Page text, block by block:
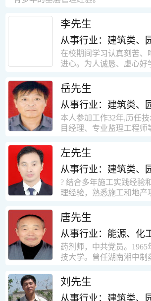
李先生
从事行业：建筑类、
在校期间学习认真刻苦、
进心。为人诚恳、虚心好
思想积极上进，接受能力
有很强的团队精神和集体
真负责，有很强的责任心
实、厚重的学风。为人正
重。有强烈的上进心、事
工作学习认真踏实，能
心强。 性格外向、开
际关系和一定的组织能力
责、积极肯干。我有信心
位上发挥自己的才能!积极
的字典中没有“放弃”，始
快掌握一种新事物的能力
许我不是最好的，但我会
面广泛，头脑灵活，思维
创新精神。
岳先生
从事行业：建筑类、
本人参加工作32年,历任
目经理、专业监理工程师
计，工程经济技术分析，
各种岗位，组织协调能力
适用工地管理． 本人1978
年参加工作，至今已在建
年。从1978年进入本县建
目经理、专业监理工程师
多各种结构的工业及民用
1986年就职于新疆乌鲁木
务公司建筑三工区任技术
项目有：职工居乐部游艺
砖混结构。职工电教楼，
方。1987至1981988年爱
第二建筑公司，任郑州市
左先生
从事行业：建筑类、
? 结合多年施工实践经验
理经验，熟悉施工和地产
意识，丰富的经营理念和
立处理各种工程技术问题
通协调能力和组织管理能
的房地产方面工作经验，
农产品集团南昌公司副总
识，能够合理高效的做好
人员结构调整；具有大型
司管理经验，以及公关的
唐先生
从事行业：能源、化
药剂师，中共党员。1965
技大学。曾任湖南湘中制
员、理事。高级工程师，
药学会高级会员。享受国
丙戊酸镁缓释片及其制备
刘先生
从事行业：建筑类、